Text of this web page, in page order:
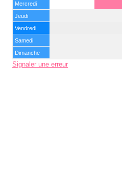
Mercredi
Jeudi
Vendredi
Samedi
Dimanche
Signaler une erreur